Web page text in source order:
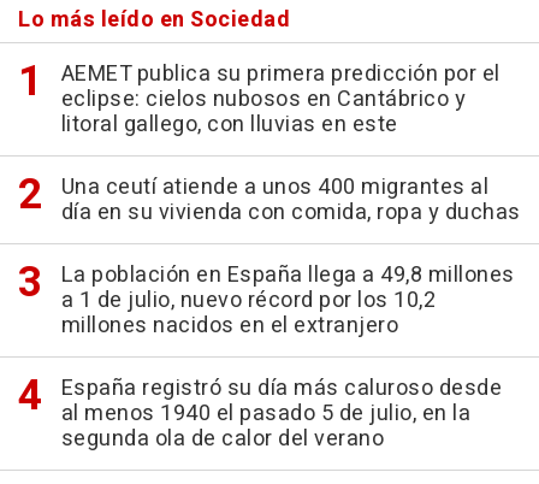
Lo más leído en Sociedad
AEMET publica su primera predicción por el
eclipse: cielos nubosos en Cantábrico y
litoral gallego, con lluvias en este
Una ceutí atiende a unos 400 migrantes al
día en su vivienda con comida, ropa y duchas
La población en España llega a 49,8 millones
a 1 de julio, nuevo récord por los 10,2
millones nacidos en el extranjero
España registró su día más caluroso desde
al menos 1940 el pasado 5 de julio, en la
segunda ola de calor del verano